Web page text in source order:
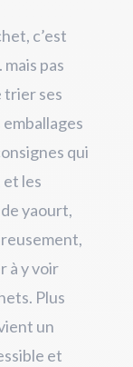
c’est
pas
trier ses
qui
et les
yaourt,
à y voir
Plus
un
et